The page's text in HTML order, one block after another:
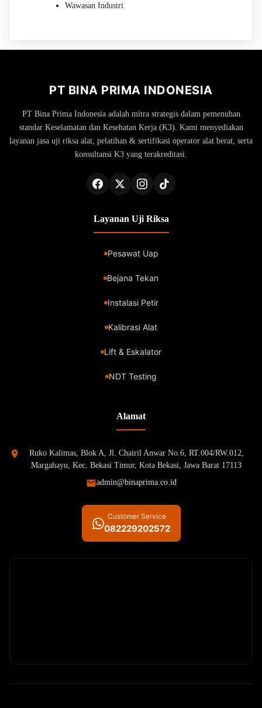
Wawasan Industri
PT BINA PRIMA INDONESIA
PT Bina Prima Indonesia adalah mitra strategis dalam pemenuhan
standar Keselamatan dan Kesehatan Kerja (K3). Kami menyediakan
layanan jasa uji riksa alat, pelatihan & sertifikasi operator alat berat, serta
konsultansi K3 yang terakreditasi.
Layanan Uji Riksa
Pesawat Uap
Bejana Tekan
Instalasi Petir
Kalibrasi Alat
Lift & Eskalator
NDT Testing
Alamat
Ruko Kalimas, Blok A, Jl. Chairil Anwar No.6, RT.004/RW.012,
Margahayu, Kec. Bekasi Timur, Kota Bekasi, Jawa Barat 17113
admin@binaprima.co.id
Customer Service
082229202572